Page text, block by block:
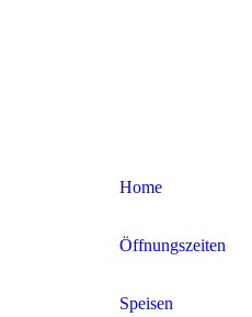
Home
Öffnungszeiten
Speisen